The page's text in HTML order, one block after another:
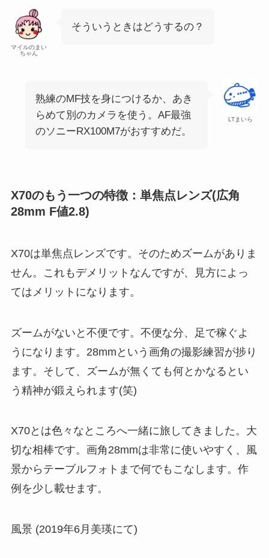
マイルのまい
ちゃん
そういうときはどうするの？
LTまいら
熟練のMF技を身につけるか、あき
らめて別のカメラを使う。AF最強
のソニーRX100M7がおすすめだ。
X70のもう一つの特徴：単焦点レンズ(広角
28mm F値2.8)
X70は単焦点レンズです。そのためズームがありま
せん。これもデメリットなんですが、見方によっ
てはメリットになります。
ズームがないと不便です。不便な分、足で稼ぐよ
うになります。28mmという画角の撮影練習が捗り
ます。そして、
ズームが無くても何とかなるとい
う精神が鍛えられます(笑)
X70とは色々なところへ一緒に旅してきました。大
切な相棒です。画角28mmは非常に使いやすく、風
景からテーブルフォトまで何でもこなします。作
例を少し載せます。
風景 (2019年6月美瑛にて)